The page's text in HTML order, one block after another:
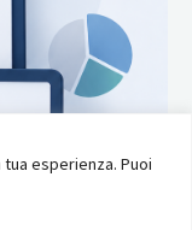
esperienza. Puoi